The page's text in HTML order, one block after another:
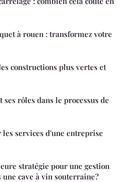
à rouen : transformez votre
constructions plus vertes et
rôles dans le processus de
services d'une entreprise
stratégie pour une gestion
cave à vin souterraine?